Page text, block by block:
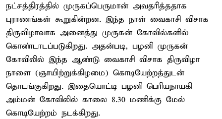
நட்சத்திரத்தில் முருகப்பெருமான் அவதரித்ததாக
புராணங்கள் கூறுகின்றன. இந்த நாள் வைகாசி விசாக
திருவிழாவாக அனைத்து முருகன் கோவில்களில்
கொண்டாடப்படுகிறது. அதன்படி, பழனி முருகன்
கோவிலில் இந்த ஆண்டு வைகாசி விசாக திருவிழா
நாளை (ஞாயிற்றுக்கிழமை) கொடியேற்றத்துடன்
தொடங்குகிறது. இதையொட்டி பழனி பெரியநாயகி
அம்மன் கோவிலில் காலை 8.30 மணிக்கு மேல்
கொடியேற்றம் நடக்கிறது.